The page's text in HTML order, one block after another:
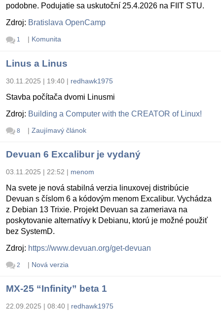
podobne. Podujatie sa uskutoční 25.4.2026 na FIIT STU.
Zdroj: Bratislava OpenCamp
1 | Komunita
Linus a Linus
30.11.2025 | 19:40 | redhawk1975
Stavba počítača dvomi Linusmi
Zdroj: Building a Computer with the CREATOR of Linux!
8 | Zaujímavý článok
Devuan 6 Excalibur je vydaný
03.11.2025 | 22:52 | menom
Na svete je nová stabilná verzia linuxovej distribúcie
Devuan s číslom 6 a kódovým menom Excalibur. Vychádza
z Debian 13 Trixie. Projekt Devuan sa zameriava na
poskytovanie alternatívy k Debianu, ktorú je možné použiť
bez SystemD.
Zdroj: https://www.devuan.org/get-devuan
2 | Nová verzia
MX-25 “Infinity” beta 1
22.09.2025 | 08:40 | redhawk1975